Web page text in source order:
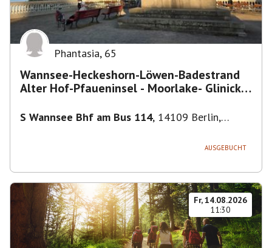
Phantasia, 65
Wannsee-Heckeshorn-Löwen-Badestrand
Alter Hof-Pfaueninsel - Moorlake- Glinicker
S Wannsee Bhf am Bus 114, 14109 Berlin,
AUSGEBUCHT
Fr, 14.08.2026
11:30